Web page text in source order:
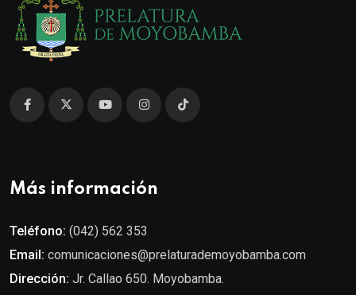
Más información
Teléfono: (042) 562 353
Email: comunicaciones@prelaturademoyobamba.com
Dirección: Jr. Callao 650. Moyobamba.